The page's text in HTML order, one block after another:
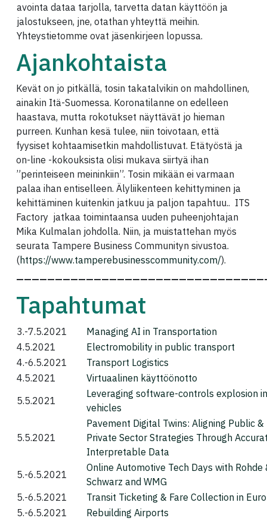
avointa dataa tarjolla, tarvetta datan käyttöön ja
jalostukseen, jne, otathan yhteyttä meihin.
Yhteystietomme ovat jäsenkirjeen lopussa.
Ajankohtaista
Kevät on jo pitkällä, tosin takatalvikin on mahdollinen,
ainakin Itä-Suomessa. Koronatilanne on edelleen
haastava, mutta rokotukset näyttävät jo hieman
purreen. Kunhan kesä tulee, niin toivotaan, että
fyysiset kohtaamisetkin mahdollistuvat. Etätyöstä ja
on-line -kokouksista olisi mukava siirtyä ihan
”perinteiseen meininkiin”. Tosin mikään ei varmaan
palaa ihan entiselleen. Älyliikenteen kehittyminen ja
kehittäminen kuitenkin jatkuu ja paljon tapahtuu.. ITS
Factory jatkaa toimintaansa uuden puheenjohtajan
Mika Kulmalan johdolla. Niin, ja muistattehan myös
seurata Tampere Business Communityn sivustoa.
(https://www.tamperebusinesscommunity.com/).
Tapahtumat
3.-7.5.2021
Managing AI in Transportation
4.5.2021
Electromobility in public transport
4.-6.5.2021
Transport Logistics
4.5.2021
Virtuaalinen käyttöönotto
5.5.2021
Leveraging software-controls explosion in
vehicles
5.5.2021
Pavement Digital Twins: Aligning Public &
Private Sector Strategies Through
Interpretable Data
5.-6.5.2021
Online Automotive Tech Days with Rohde
Schwarz and WMG
5.-6.5.2021
Transit Ticketing & Fare Collection in
5.-6.5.2021
Rebuilding Airports